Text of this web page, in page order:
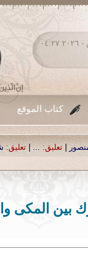
السبت ٠٨ - أغسطس - ٢٠٢٦ ٠٤:٢٧
كتاب الموقع
أستاذ حمد الحمد
بين المكى